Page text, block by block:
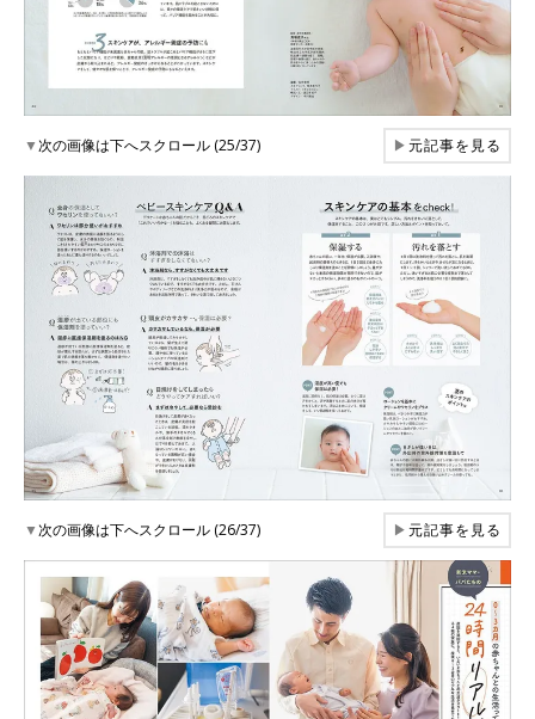
▼次の画像は下へスクロール (25/37) ▶元記事を見る
▼次の画像は下へスクロール (26/37) ▶元記事を見る